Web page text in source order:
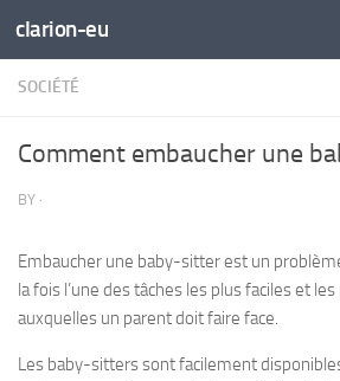
Skip to content
clarion-eu
SOCIÉTÉ
Comment embaucher une
BY ·
Embaucher une baby-sitter est un
la fois l’une des tâches les plus faciles et
auxquelles un parent doit faire face.
Les baby-sitters sont facilement